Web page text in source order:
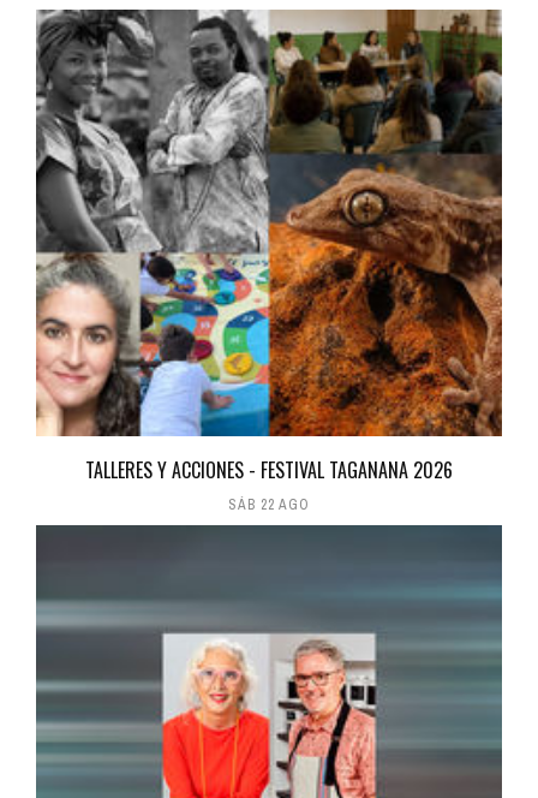
TALLERES Y ACCIONES - FESTIVAL TAGANANA 2026
SÁB 22 AGO